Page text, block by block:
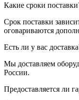
Какие сроки
Срок поставки
оговариваются
Есть ли у вас
Мы доставляем
России.
Предоставляется ли